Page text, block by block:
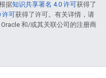
据知识共享署名 4.0 许可获得了
许可获得了许可。有关详情，请
Oracle 和/或其关联公司的注册商